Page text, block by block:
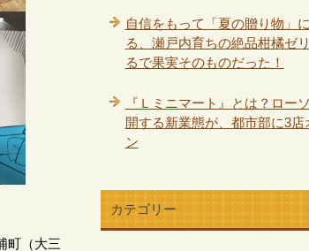
町（大三
自信をもって「夏の贈り物」
る、瀬戸内育ちの絶品柑橘ゼ
るで果実そのものだった！
『Ｌミニマート』とは？ロー
開する新業態が、都市部に3店
ン
カテゴリー